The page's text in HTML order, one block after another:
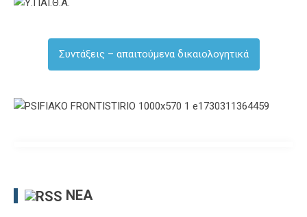
Συντάξεις – απαιτούμενα δικαιολογητικά
ΝΈΑ